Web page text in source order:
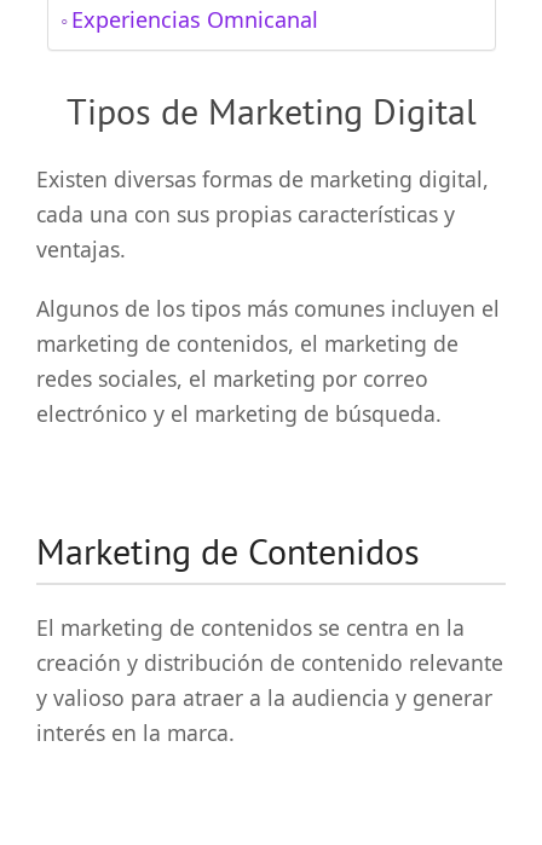
Experiencias Omnicanal
Tipos de Marketing Digital
Existen diversas formas de marketing digital,
cada una con sus propias características y
ventajas.
Algunos de los tipos más comunes incluyen el
marketing de contenidos, el marketing de
redes sociales, el marketing por correo
electrónico y el marketing de búsqueda.
Marketing de Contenidos
El marketing de contenidos se centra en la
creación y distribución de contenido relevante
y valioso para atraer a la audiencia y generar
interés en la marca.